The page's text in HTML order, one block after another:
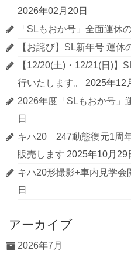
2026年02月20日
「SLもおか号」全面運休
【お詫び】SL新年号 運休
【12/20(土)・12/21(日)
行いたします。
2025年12
2026年度「SLもおか号」
日
キハ20 247動態復元1周
販売します 2025年10月29
キハ20形撮影+車内見学会
日
アーカイブ
2026年7月